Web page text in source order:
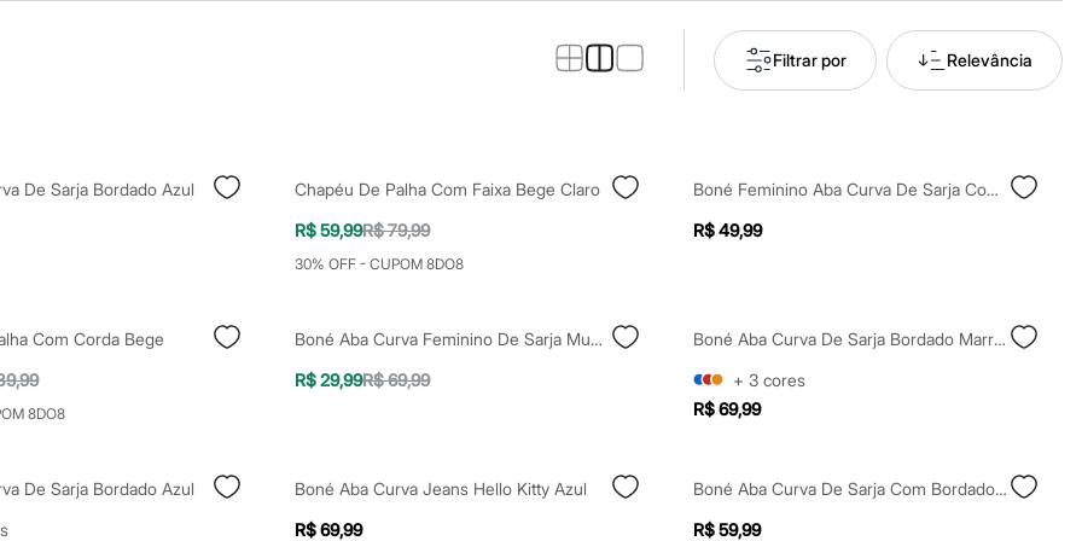
Filtrar por Relevância
De Sarja Bordado Azul
Chapéu De Palha Com Faixa Bege Claro
R$ 59,99R$ 79,99
30% OFF - CUPOM 8DO8
Boné Feminino Aba Curva De Sarja Com Estampa Xadrez Vichy Vermelho
R$ 49,99
Com Corda Bege
8DO8
Boné Aba Curva Feminino De Sarja Mubi Mindset Off White
R$ 29,99R$ 69,99
Boné Aba Curva De Sarja Bordado Marrom
+ 3 cores
R$ 69,99
De Sarja Bordado Azul
Boné Aba Curva Jeans Hello Kitty Azul
R$ 69,99
Boné Aba Curva De Sarja Com Bordado E Argolas Preto
R$ 59,99